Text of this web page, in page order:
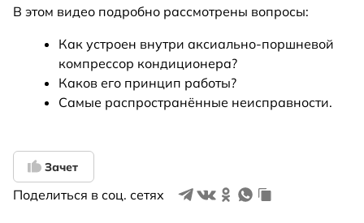
В этом видео подробно рассмотрены вопросы:
Как устроен внутри аксиально-поршневой
компрессор кондиционера?
Каков его принцип работы?
Самые распространённые неисправности.
Зачет
Поделиться в соц. сетях